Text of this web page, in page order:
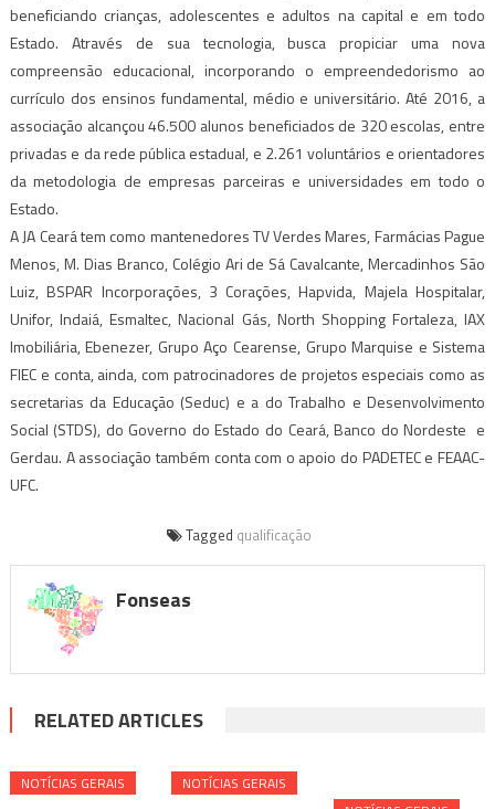
beneficiando crianças, adolescentes e adultos na capital e em todo
Estado. Através de sua tecnologia, busca propiciar uma nova
compreensão educacional, incorporando o empreendedorismo ao
currículo dos ensinos fundamental, médio e universitário. Até 2016, a
associação alcançou 46.500 alunos beneficiados de 320 escolas, entre
privadas e da rede pública estadual, e 2.261 voluntários e orientadores
da metodologia de empresas parceiras e universidades em todo o
Estado.
A JA Ceará tem como mantenedores TV Verdes Mares, Farmácias Pague
Menos, M. Dias Branco, Colégio Ari de Sá Cavalcante, Mercadinhos São
Luiz, BSPAR Incorporações, 3 Corações, Hapvida, Majela Hospitalar,
Unifor, Indaiá, Esmaltec, Nacional Gás, North Shopping Fortaleza, IAX
Imobiliária, Ebenezer, Grupo Aço Cearense, Grupo Marquise e Sistema
FIEC e conta, ainda, com patrocinadores de projetos especiais como as
secretarias da Educação (Seduc) e a do Trabalho e Desenvolvimento
Social (STDS), do Governo do Estado do Ceará, Banco do Nordeste e
Gerdau. A associação também conta com o apoio do PADETEC e FEAAC-
UFC.
Tagged qualificação
Fonseas
RELATED ARTICLES
NOTÍ­CIAS GERAIS
NOTÍ­CIAS GERAIS